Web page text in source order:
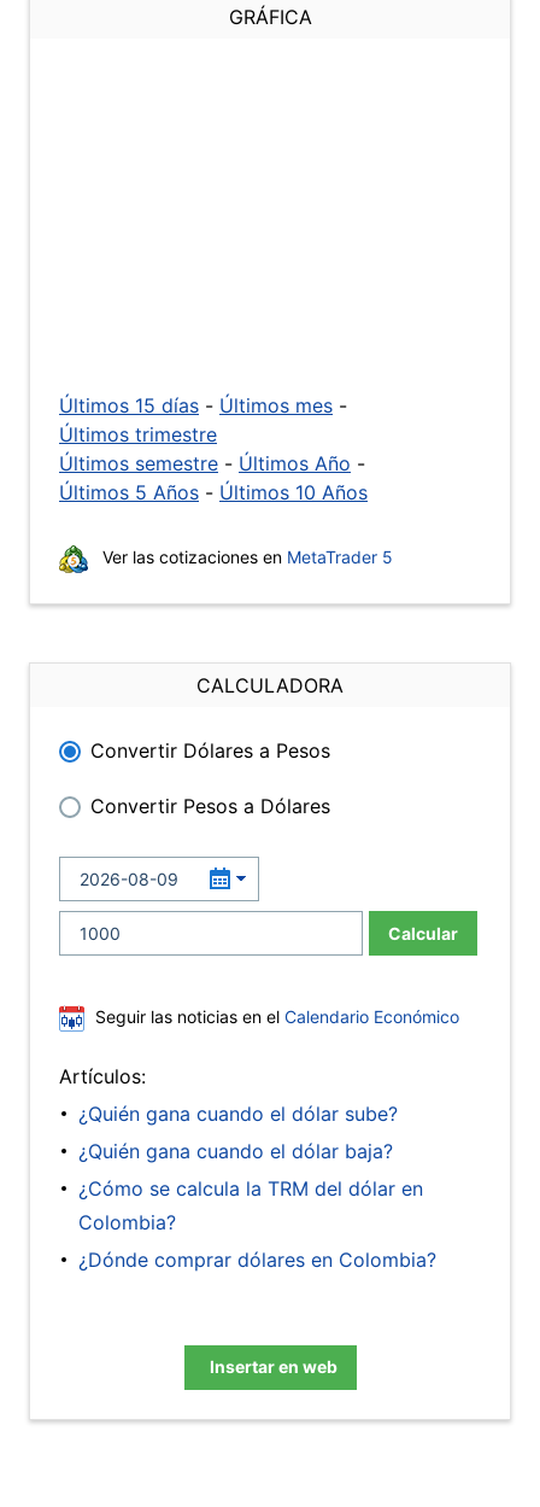
GRÁFICA
Últimos 15 días - Últimos mes -
Últimos trimestre
Últimos semestre - Últimos Año -
Últimos 5 Años - Últimos 10 Años
Ver las cotizaciones en MetaTrader 5
CALCULADORA
Convertir Dólares a Pesos
Convertir Pesos a Dólares
Calcular
Seguir las noticias en el Calendario Económico
Artículos:
¿Quién gana cuando el dólar sube?
¿Quién gana cuando el dólar baja?
¿Cómo se calcula la TRM del dólar en
Colombia?
¿Dónde comprar dólares en Colombia?
Insertar en web